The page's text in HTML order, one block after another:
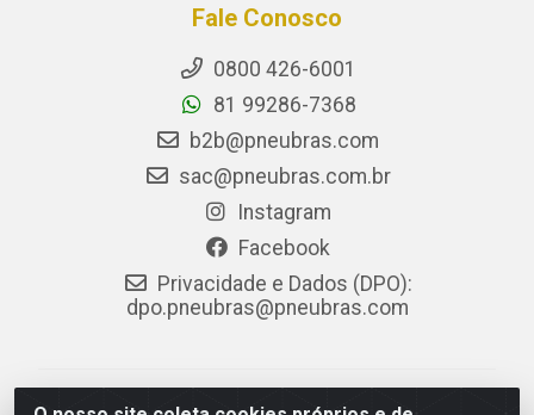
Fale Conosco
0800 426-6001
81 99286-7368
b2b@pneubras.com
sac@pneubras.com.br
Instagram
Facebook
Privacidade e Dados (DPO):
dpo.pneubras@pneubras.com
PneuBras - Rodovia BR-101, KM 82 - Prazeres,